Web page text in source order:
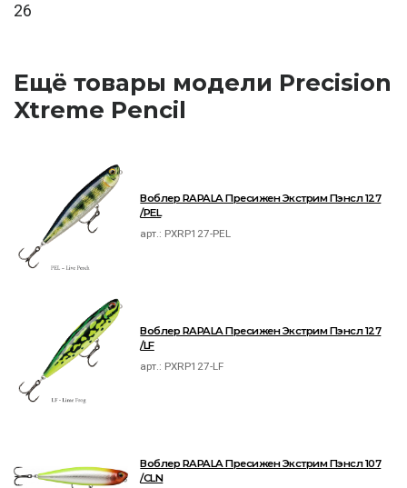
26
Ещё товары модели Precision
Xtreme Pencil
Воблер RAPALA Пресижен Экстрим Пэнсл 127
/PEL
арт.: PXRP127-PEL
Воблер RAPALA Пресижен Экстрим Пэнсл 127
/LF
арт.: PXRP127-LF
Воблер RAPALA Пресижен Экстрим Пэнсл 107
/CLN